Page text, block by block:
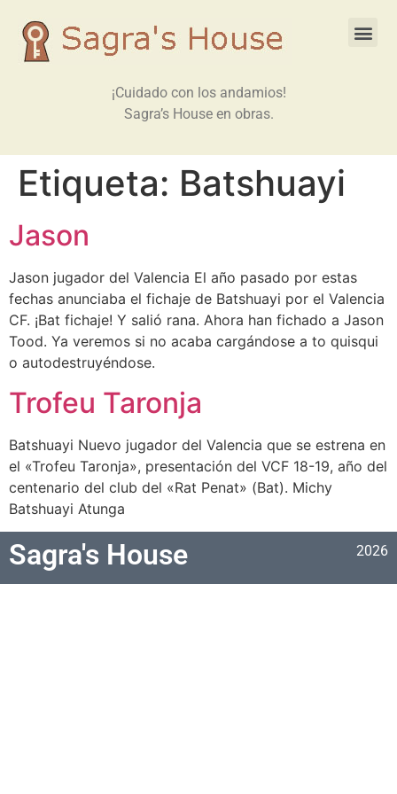
¡Cuidado con los andamios!
Sagra’s House en obras.
Etiqueta: Batshuayi
Jason
Jason jugador del Valencia El año pasado por estas
fechas anunciaba el fichaje de Batshuayi por el Valencia
CF. ¡Bat fichaje! Y salió rana. Ahora han fichado a Jason
Tood. Ya veremos si no acaba cargándose a to quisqui
o autodestruyéndose.
Trofeu Taronja
Batshuayi Nuevo jugador del Valencia que se estrena en
el «Trofeu Taronja», presentación del VCF 18-19, año del
centenario del club del «Rat Penat» (Bat). Michy
Batshuayi Atunga
Sagra's House 2026